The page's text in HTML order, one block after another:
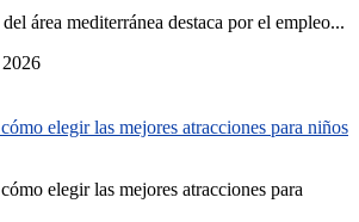
área mediterránea destaca por el empleo...
elegir las mejores atracciones para niños
elegir las mejores atracciones para